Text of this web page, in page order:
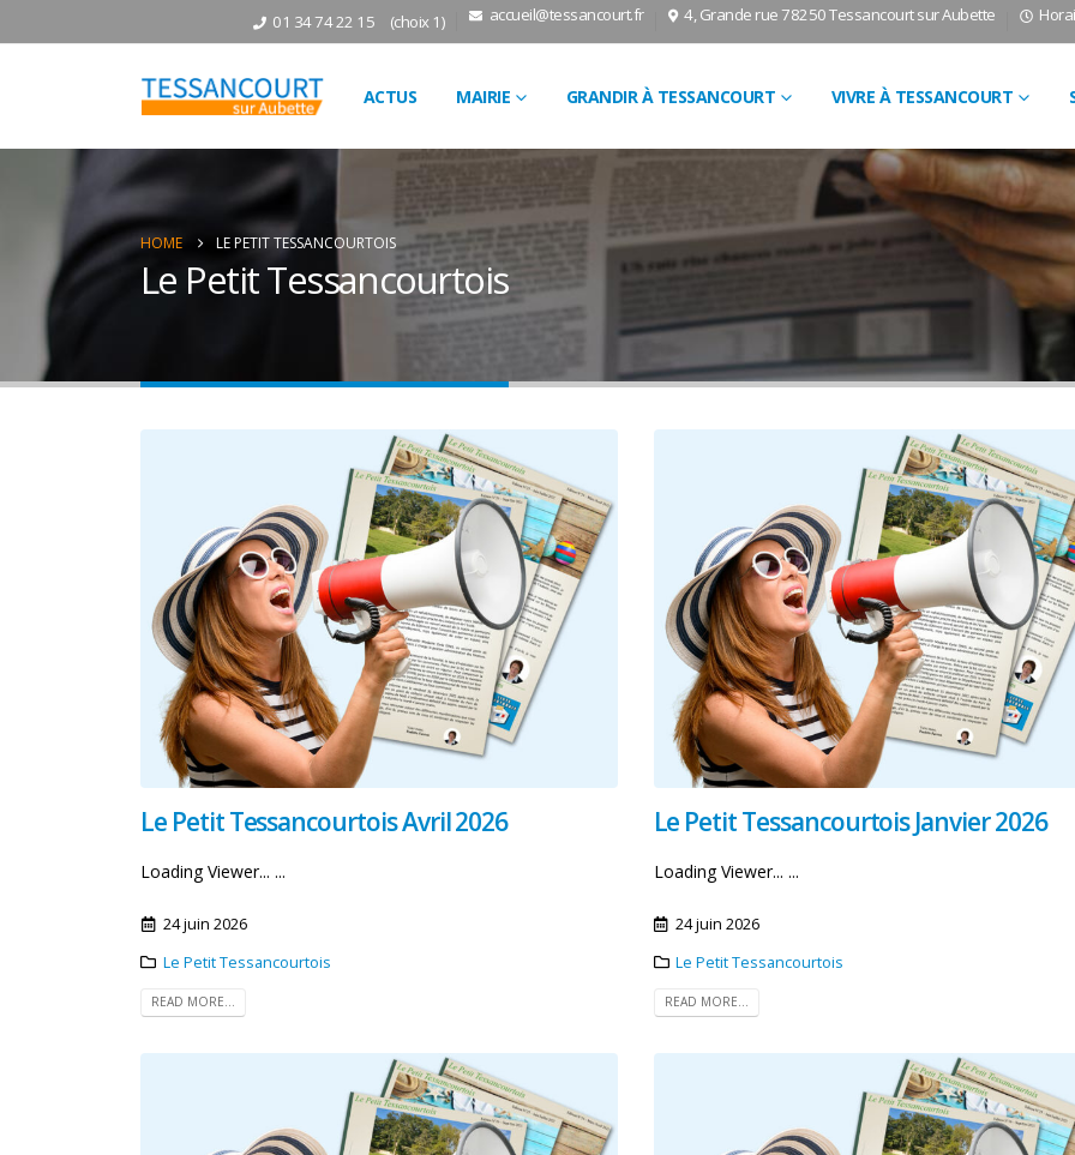
01 34 74 22 15 (choix 1) accueil@tessancourt.fr 4, Grande rue 78250 Tessancourt sur Aubette
ACTUS MAIRIE GRANDIR À TESSANCOURT VIVRE À TESSANCOURT
HOME LE PETIT TESSANCOURTOIS
Le Petit Tessancourtois
Le Petit Tessancourtois Avril 2026
Loading Viewer... ...
24 juin 2026
Le Petit Tessancourtois
READ MORE...
Le Petit Tessancourtois Janvier 2026
Loading Viewer... ...
24 juin 2026
Le Petit Tessancourtois
READ MORE...
Petites Fontaines – Semaines du 27
juillet et du 03 août 2026
sa première complémentaire
Petites Fontaines –
juillet et du 03 août 2026
3 août 2026